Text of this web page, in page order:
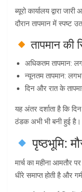
ब्यूरो कार्यालय द्वारा
दौरान तापमान में स्पष्ट
तापमान की
अधिकतम तापमान:
न्यूनतम तापमान:
दिन और रात के
यह अंतर दर्शाता है कि
ठंडक अभी भी बनी हुई है।
पृष्ठभूमि:
मार्च का महीना आमतौर
धीरे समाप्त होती है और